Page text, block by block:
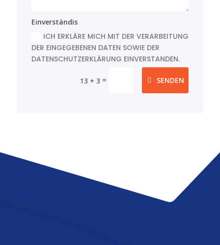
Einverständis
ICH ERKLÄRE MICH MIT DER VERARBEITUNG
DER EINGEGEBENEN DATEN SOWIE DER
DATENSCHUTZERKLÄRUNG EINVERSTANDEN.
13 + 3 = SENDEN